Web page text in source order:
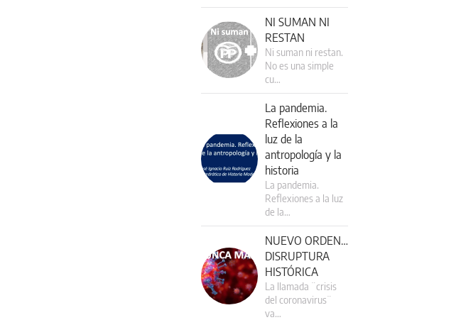
NI SUMAN NI
RESTAN
Ni suman ni restan.
No es una simple
cu…
La pandemia.
Reflexiones a la
luz de la
antropología y la
historia
La pandemia.
Reflexiones a la luz
de la…
NUEVO ORDEN…
DISRUPTURA
HISTÓRICA
La llamada ¨crisis
del coronavirus¨
va…